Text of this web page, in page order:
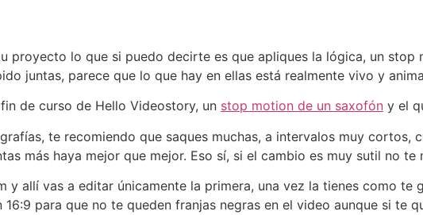
proyecto lo que si puedo decirte es que apliques la lógica, un stop
juntas, parece que lo que hay en ellas está realmente vivo y
de curso de Hello Videostory, un stop motion de un saxofón y el
te recomiendo que saques muchas, a intervalos muy cortos,
más haya mejor que mejor. Eso sí, si el cambio es muy sutil no te
y allí vas a editar únicamente la primera, una vez la tienes como te
para que no te queden franjas negras en el video aunque si te